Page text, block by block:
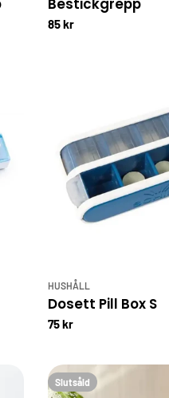
85 kr
HUSHÅLL
Dosett Pill Box S
75 kr
Slutsåld